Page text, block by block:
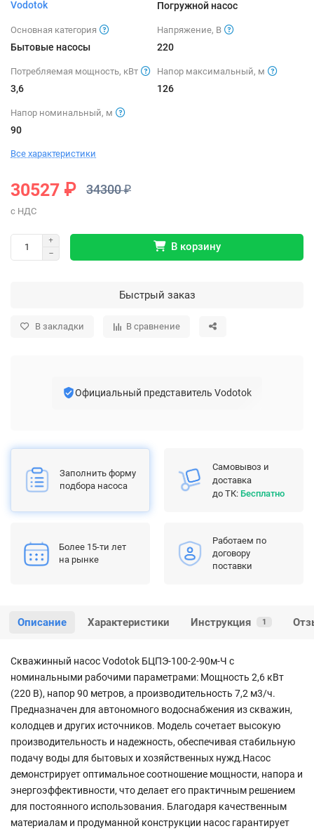
Vodotok Погружной насос
Основная категория
Бытовые насосы
Напряжение, В
220
Потребляемая мощность, кВт
3,6
Напор максимальный, м
126
Напор номинальный, м
90
Все характеристики
30527 ₽ 34300 ₽
В корзину
Быстрый заказ
В закладки В сравнение
Официальный представитель Vodotok
Заполнить форму
подбора насоса
Самовывоз и
доставка
до ТК: Бесплатно
Более 15-ти лет
на рынке
Работаем по
договору
поставки
Описание Характеристики Инструкция 1
Скважинный насос Vodotok БЦПЭ-100-2-90м-Ч с
номинальными рабочими параметрами: Мощность 2,6 кВт
(220 В), напор 90 метров, а производительность 7,2 м3/ч.
Предназначен для автономного водоснабжения из скважин,
колодцев и других источников. Модель сочетает высокую
производительность и надежность, обеспечивая стабильную
подачу воды для бытовых и хозяйственных нужд.Насос
демонстрирует оптимальное соотношение мощности, напора и
энергоэффективности, что делает его практичным решением
для постоянного использования. Благодаря качественным
материалам и продуманной конструкции насос гарантирует